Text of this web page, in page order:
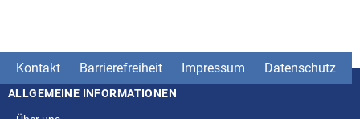
Kontakt Barrierefreiheit Impressum Datenschutz
Seitenstruktur
ALLGEMEINE INFORMATIONEN